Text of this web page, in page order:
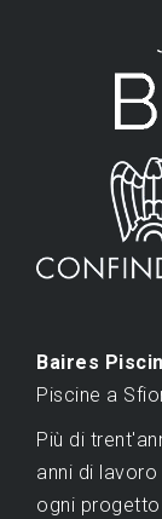
Baires
Piscine a
Più di
anni di
ogni